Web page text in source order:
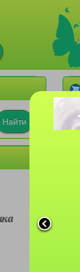
Найти
1